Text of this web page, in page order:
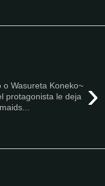
›
o Wasureta Koneko~
protagonista le deja